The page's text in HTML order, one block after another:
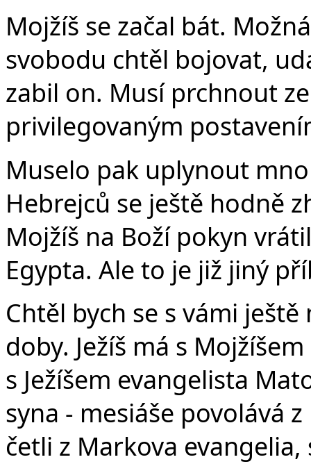
Mojžíš se začal bát.
svobodu chtěl bojovat,
zabil on. Musí prchnout
privilegovaným
Muselo pak uplynout
Hebrejců se ještě hodně
Mojžíš na Boží pokyn
Egypta. Ale to je již jiný
Chtěl bych se s vámi
doby. Ježíš má s
s Ježíšem evangelista
syna - mesiáše povolává
četli z Markova evangelia,